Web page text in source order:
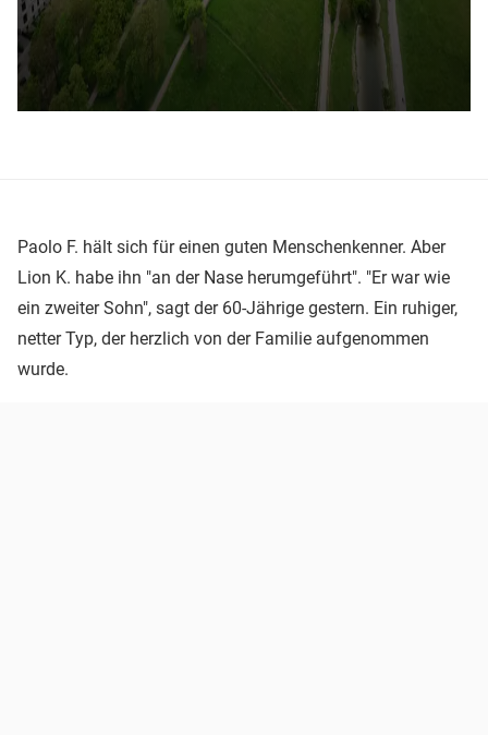
Paolo F. hält sich für einen guten Menschenkenner. Aber
Lion K. habe ihn "an der Nase herumgeführt". "Er war wie
ein zweiter Sohn", sagt der 60-Jährige gestern. Ein ruhiger,
netter Typ, der herzlich von der Familie aufgenommen
wurde.